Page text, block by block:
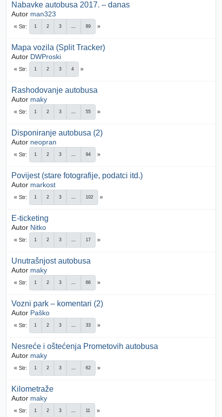
Nabavke autobusa 2017. – danas
Autor man323
Str 1 2 3 ... 89
Mapa vozila (Split Tracker)
Autor DWProski
Str 1 2 3 4
Rashodovanje autobusa
Autor maky
Str 1 2 3 ... 55
Disponiranje autobusa (2)
Autor neopran
Str 1 2 3 ... 94
Povijest (stare fotografije, podatci itd.)
Autor markost
Str 1 2 3 ... 102
E-ticketing
Autor Nitko
Str 1 2 3 ... 17
Unutrašnjost autobusa
Autor maky
Str 1 2 3 ... 66
Vozni park – komentari (2)
Autor Paško
Str 1 2 3 ... 33
Nesreće i oštećenja Prometovih autobusa
Autor maky
Str 1 2 3 ... 62
Kilometraže
Autor maky
Str 1 2 3 ... 11